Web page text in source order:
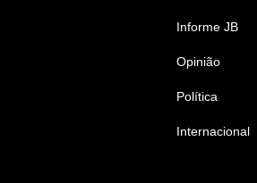
Informe JB
Opinião
Política
Internacional